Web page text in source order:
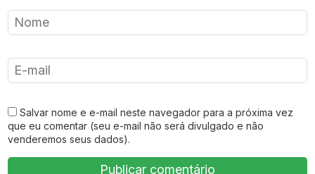
Salvar nome e e-mail neste navegador para a próxima vez
que eu comentar (seu e-mail não será divulgado e não
venderemos seus dados).